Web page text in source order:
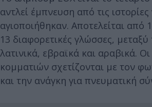
αντλεί έμπνευση από τις
αγιοποιήθηκαν. Αποτελείται από
13 διαφορετικές γλώσσες,
λατινικά, εβραϊκά και αραβικά.
κομματιών σχετίζονται με τον
και την ανάγκη για πνευματική